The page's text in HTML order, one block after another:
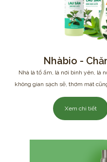
Nhàbio -
Nhà là tổ ấm, là nơi bình yên, là
không gian sạch sẽ, thơm mát
Xem chi tiết